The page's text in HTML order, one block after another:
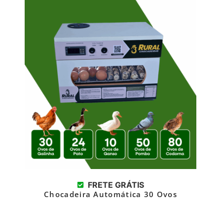
FRETE GRÁTIS
Chocadeira Automática 30 Ovos